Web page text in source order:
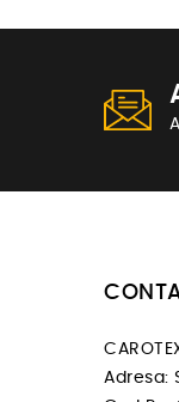
Adresa: